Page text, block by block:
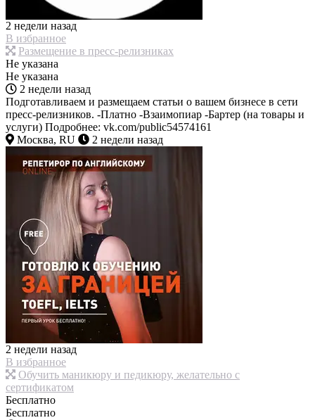
2 недели назад
В избранное
Размещение в пресс-релизниках
Не указана
Не указана
2 недели назад
Подготавливаем и размещаем статьи о вашем бизнесе в сети
пресс-релизников. -Платно -Взаимопиар -Бартер (на товары и
услуги) Подробнее: vk.com/public54574161
Москва, RU
2 недели назад
2 недели назад
В избранное
Обучить маникюру и педикюру, желательно с
сертификатом
Бесплатно
Бесплатно